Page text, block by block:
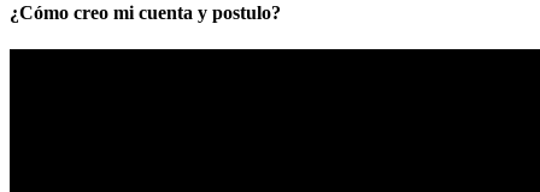
¿Cómo creo mi cuenta y postulo?